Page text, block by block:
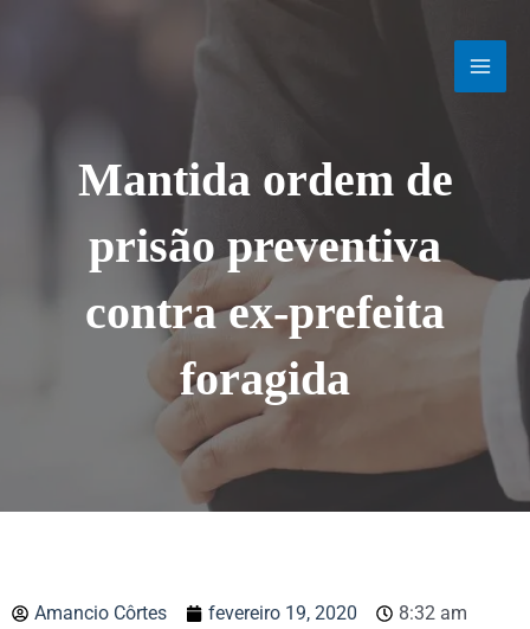
Mantida ordem de
prisão preventiva
contra ex-prefeita
foragida
Amancio Côrtes fevereiro 19, 2020
8:32 am